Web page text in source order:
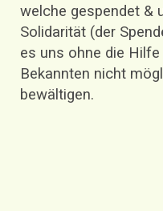
welche gespendet &
Solidarität (der
es uns ohne die
Bekannten nicht
bewältigen.